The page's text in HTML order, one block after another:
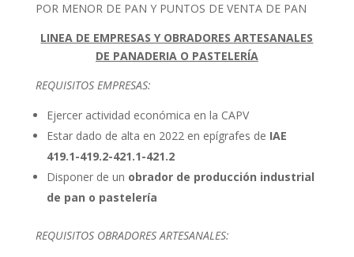
POR MENOR DE PAN Y PUNTOS DE VENTA DE PAN
LINEA DE EMPRESAS Y OBRADORES ARTESANALES
DE PANADERIA O PASTELERÍA
REQUISITOS EMPRESAS:
Ejercer actividad económica en la CAPV
Estar dado de alta en 2022 en epígrafes de IAE
419.1-419.2-421.1-421.2
Disponer de un obrador de producción industrial
de pan o pastelería
REQUISITOS OBRADORES ARTESANALES: